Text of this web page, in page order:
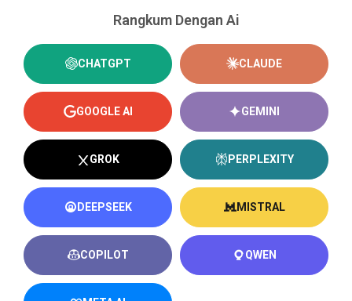
Rangkum Dengan Ai
CHATGPT CLAUDE
GOOGLE AI GEMINI
GROK PERPLEXITY
DEEPSEEK MISTRAL
COPILOT QWEN